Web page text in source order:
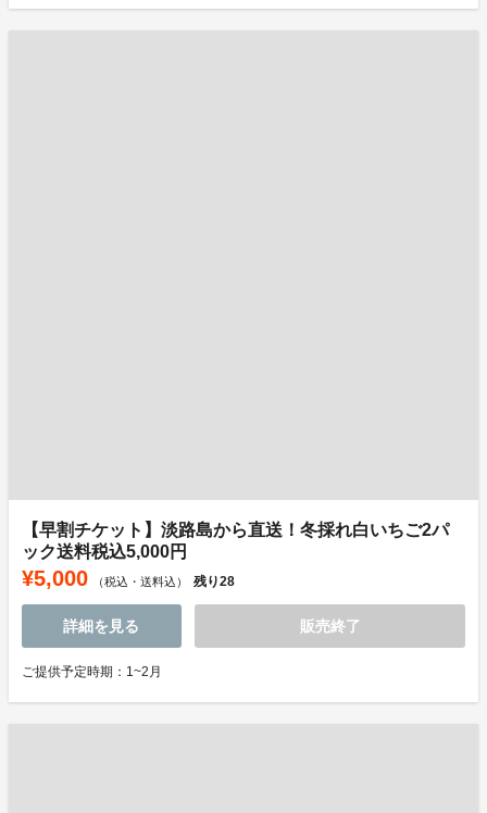
【早割チケット】淡路島から直送！冬採れ白いちご2パ
ック送料税込5,000円
¥5,000 （税込・送料込） 残り28
詳細を見る 販売終了
ご提供予定時期：1~2月